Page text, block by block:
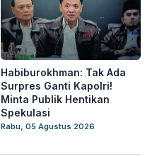
Habiburokhman: Tak Ada
Surpres Ganti Kapolri!
Minta Publik Hentikan
Spekulasi
Rabu, 05 Agustus 2026